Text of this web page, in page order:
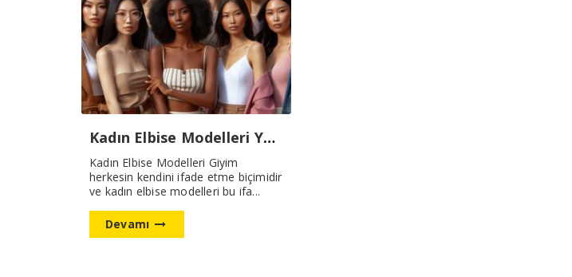
Kadın Elbise Modelleri Yeni Sezon
Kadın Elbise Modelleri Giyim
herkesin kendini ifade etme biçimidir
ve kadın elbise modelleri bu ifa...
Devamı